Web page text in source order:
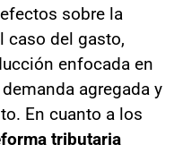
sobre la
caso del gasto,
enfocada en
agregada y
En cuanto a los
tributaria